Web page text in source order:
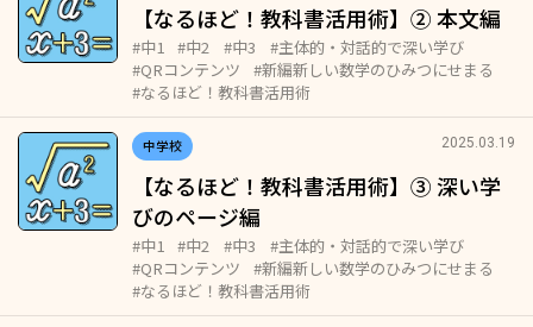
【なるほど！教科書活用術】② 本文編
#中1 #中2 #中3
#主体的・対話的で深い学び
#QRコンテンツ
#新編新しい数学のひみつにせまる
#なるほど！教科書活用術
中学校 2025.03.19
【なるほど！教科書活用術】③ 深い学
びのページ編
#中1 #中2 #中3
#主体的・対話的で深い学び
#QRコンテンツ
#新編新しい数学のひみつにせまる
#なるほど！教科書活用術